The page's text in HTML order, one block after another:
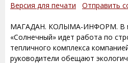
Версия для печати Отправить
МАГАДАН. КОЛЫМА-ИНФОРМ. В
«Солнечный» идет работа по
тепличного комплекса
руководители обещают